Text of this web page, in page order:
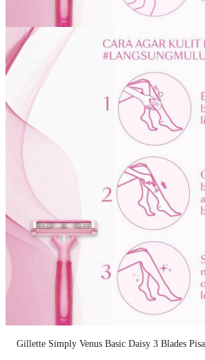
Gillette Simply Venus Basic Daisy 3 Blades